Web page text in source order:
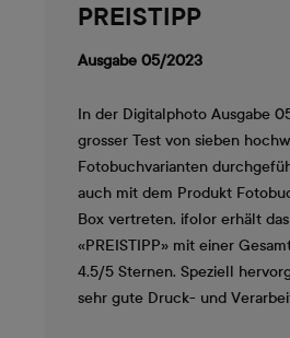
PREISTIPP
Ausgabe 05/2023
In der Digitalphoto Ausgabe
grosser Test von sieben
Fotobuchvarianten
auch mit dem Produkt
Box vertreten. ifolor erhält
«PREISTIPP» mit einer
4.5/5 Sternen. Speziell
sehr gute Druck- und